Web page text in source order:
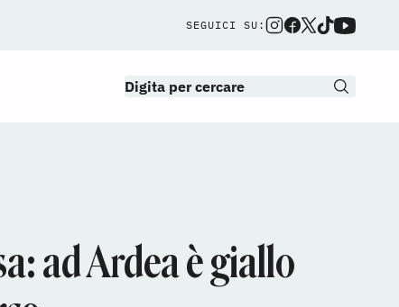
SEGUICI SU:
ad Ardea è giallo